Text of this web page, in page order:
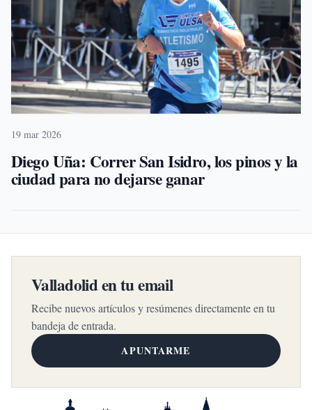
19 mar 2026
Diego Uña: Correr San Isidro, los pinos y la
ciudad para no dejarse ganar
Valladolid en tu email
Recibe nuevos artículos y resúmenes directamente en tu
bandeja de entrada.
APUNTARME